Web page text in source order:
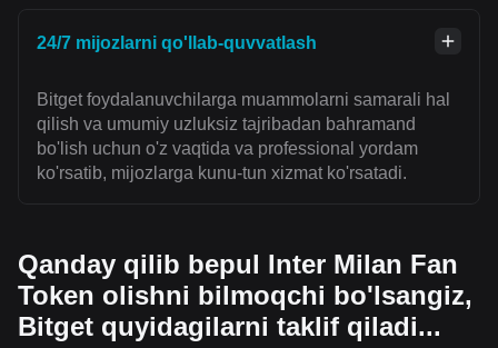
24/7 mijozlarni qo'llab-quvvatlash
Bitget foydalanuvchilarga muammolarni samarali hal
qilish va umumiy uzluksiz tajribadan bahramand
bo'lish uchun o'z vaqtida va professional yordam
ko'rsatib, mijozlarga kunu-tun xizmat ko'rsatadi.
Qanday qilib bepul Inter Milan Fan
Token olishni bilmoqchi bo'lsangiz,
Bitget quyidagilarni taklif qiladi...